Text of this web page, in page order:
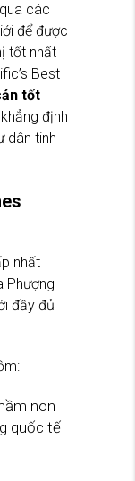
các
để được
tốt nhất
Best
tốt
định
dân tinh
nhất
Phượng
đầy đủ
non
quốc tế